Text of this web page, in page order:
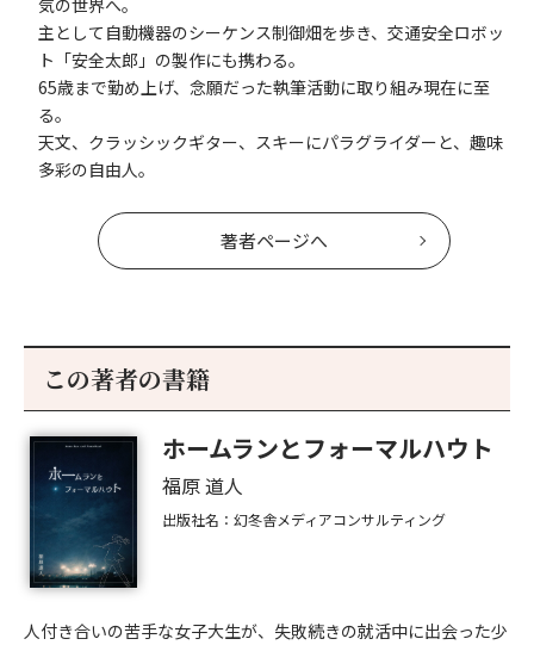
気の世界へ。
主として自動機器のシーケンス制御畑を歩き、交通安全ロボッ
ト「安全太郎」の製作にも携わる。
65歳まで勤め上げ、念願だった執筆活動に取り組み現在に至
る。
天文、クラッシックギター、スキーにパラグライダーと、趣味
多彩の自由人。
著者ページへ
この著者の書籍
ホームランとフォーマルハウト
福原 道人
出版社名：幻冬舎メディアコンサルティング
人付き合いの苦手な女子大生が、失敗続きの就活中に出会った少